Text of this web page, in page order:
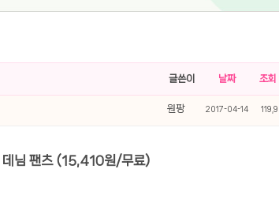
글쓴이 날짜 조회
원팡 2017-04-14
[롯데온] 헤이븐 워싱굿 밑단 사선 커팅 슬림 일자핏 스판 데님 팬츠 (15,410원/무료)
2025-
2025-
2025-
2025-